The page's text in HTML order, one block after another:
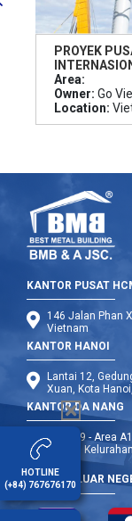
PROYEK
Area:
Owner: Go
Location:
KANTOR PUSAT
146 Jalan Phan
Vietnam
KANTOR HANOI
Lantai 12,
Xuan, Kota
KANTOR DA NANG
Lantai 9 - Area
Vuong,
CABANG LUAR
HOTLINE
(+84) 767676170